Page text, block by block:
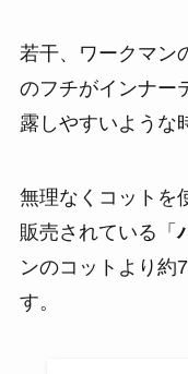
若干、ワークマン
のフチがインナー
露しやすいような
無理なくコットを
販売されている「
ンのコットより約
す。